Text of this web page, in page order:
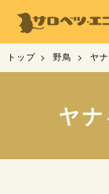
トップ 野鳥 ヤ
ヤ